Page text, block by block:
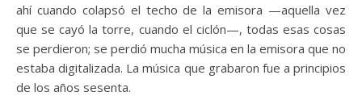
ahí cuando colapsó el techo de la emisora —aquella vez
que se cayó la torre, cuando el ciclón—, todas esas cosas
se perdieron; se perdió mucha música en la emisora que no
estaba digitalizada. La música que grabaron fue a principios
de los años sesenta.